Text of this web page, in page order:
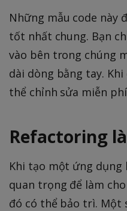
Những mẫu code này
tốt nhất chung. Bạn
vào bên trong chúng
dài dòng bằng tay.
thể chỉnh sửa miễn
Refactoring
Khi tạo một ứng
quan trọng để làm
đó có thể bảo trì. Một